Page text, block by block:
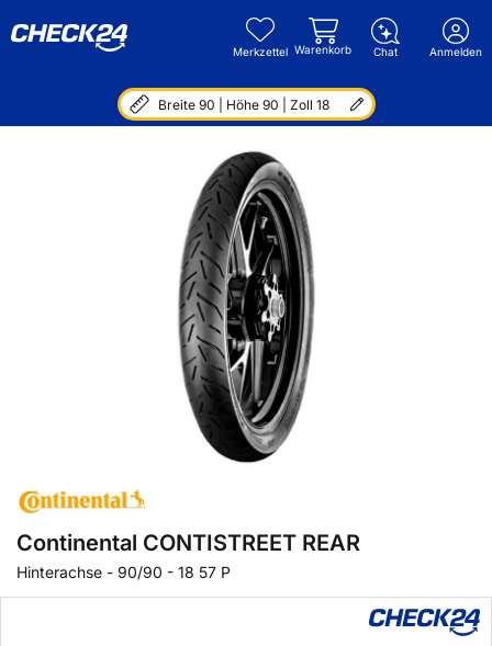
Merkzettel Warenkorb Chat Anmelden
Breite 90 | Höhe 90 | Zoll 18
Continental CONTISTREET REAR
Hinterachse - 90/90 - 18 57 P